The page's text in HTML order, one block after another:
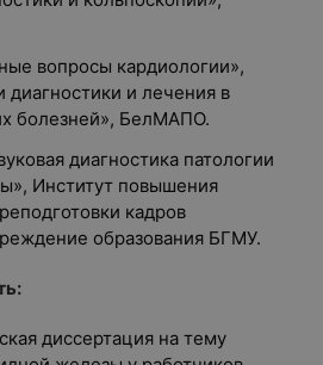
вопросы кардиологии»,
диагностики и лечения в
болезней», БелМАПО.
диагностика патологии
Институт повышения
кадров
образования БГМУ.
диссертация на тему